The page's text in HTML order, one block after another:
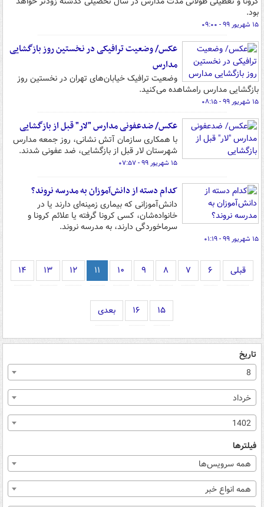
بود.
۱۵ شهریور ۹۹ - ۰۹:۰۰
عکس/ وضعیت ترافیکی در نخستین روز بازگشایی
مدارس
وضعیت ترافیک خیابان‌های تهران در نخستین روز
بازگشایی مدارس رامشاهده می‌کنید.
۱۵ شهریور ۹۹ - ۰۸:۱۵
عکس/ ضدعفونی مدارس "لار" قبل از بازگشایی
با همکاری سازمان آتش نشانی، روز جمعه مدارس
شهرستان لار قبل از بازگشایی، ضد عفونی شدند.
۱۵ شهریور ۹۹ - ۰۷:۵۷
کدام دسته از دانش‌آموزان به مدرسه نروند؟
دانش‌آموزانی که بیماری زمینه‌ای دارند یا در
خانواده‌شان، کسی کرونا گرفته یا علائم کرونا و
سرماخوردگی دارند، به مدرسه نروند.
۱۵ شهریور ۹۹ - ۰۱:۱۹
قبلی ۶ ۷ ۸ ۹ ۱۰ ۱۱ ۱۲ ۱۳ ۱۴
۱۵ ۱۶ بعدی
تاریخ
8
خرداد
1402
فیلترها
همه سرویس‌ها
همه انواع خبر